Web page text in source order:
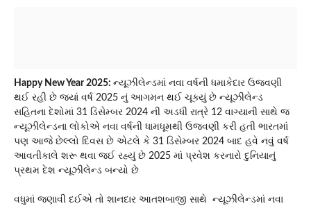
Happy New Year 2025: ન્યૂઝીલેન્ડમાં નવા વર્ષની ધમાકેદાર ઉજવણી
થઈ રહી છે જ્યાં વર્ષ 2025 નું આગમન થઈ ચૂક્યું છે ન્યૂઝીલેન્ડ
સહિતના દેશોમાં 31 ડિસેમ્બર 2024 ની અડધી રાત્રે 12 વાગ્યાની સાથે જ
ન્યૂઝીલેન્ડના લોકોએ નવા વર્ષની ધામધૂમથી ઉજવણી કરી હતી ભારતમાં
પણ આજે છેલ્લો દિવસ છે એટલે કે 31 ડિસેમ્બર 2024 બાદ હવે નવું વર્ષ
આવતીકાલે શરૂ થવા જઈ રહ્યું છે 2025 માં પ્રવેશ કરનારો દુનિયાનું
પ્રથમ દેશ ન્યૂઝીલેન્ડ બન્યો છે
વધુમાં જણાવી દઈએ તો શાનદાર આતશબાજી સાથે ન્યૂઝીલેન્ડમાં નવા